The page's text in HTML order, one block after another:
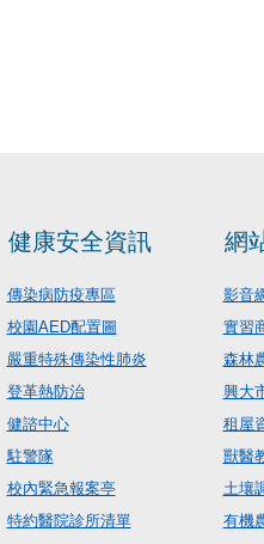
健康安全資訊
傳染病防疫專區
校園AED配置圖
嚴重特殊傳染性肺炎
登革熱防治
健諮中心
駐警隊
校內緊急報案亭
特約醫院診所清單
網
影音
實習
森林
興大
租屋
獸醫
土壤
有機